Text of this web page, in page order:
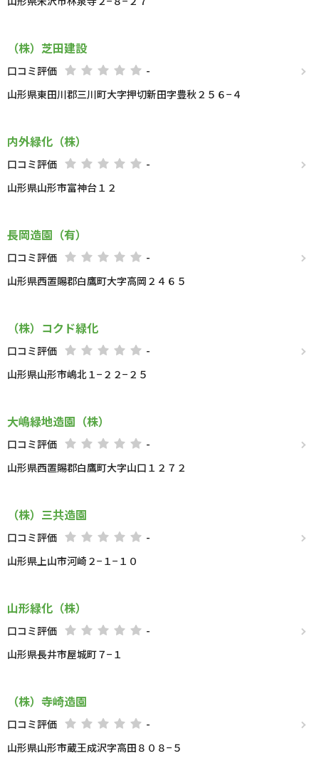
（株）芝田建設
口コミ評価
-
山形県東田川郡三川町大字押切新田字豊秋２５６−４
内外緑化（株）
口コミ評価
-
山形県山形市富神台１２
長岡造園（有）
口コミ評価
-
山形県西置賜郡白鷹町大字高岡２４６５
（株）コクド緑化
口コミ評価
-
山形県山形市嶋北１−２２−２５
大嶋緑地造園（株）
口コミ評価
-
山形県西置賜郡白鷹町大字山口１２７２
（株）三共造園
口コミ評価
-
山形県上山市河崎２−１−１０
山形緑化（株）
口コミ評価
-
山形県長井市屋城町７−１
（株）寺崎造園
口コミ評価
-
山形県山形市蔵王成沢字高田８０８−５